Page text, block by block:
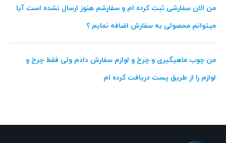
من الان سفارشی ثبت کرده ام و سفارشم هنوز ارسال نشده است آیا
میتوانم محصولی به سفارش اضافه نمایم ؟
من چوب ماهیگیری و چرخ و لوازم سفارش دادم ولی فقط چرخ و
لوازم را از طریق پست دریافت کرده ام